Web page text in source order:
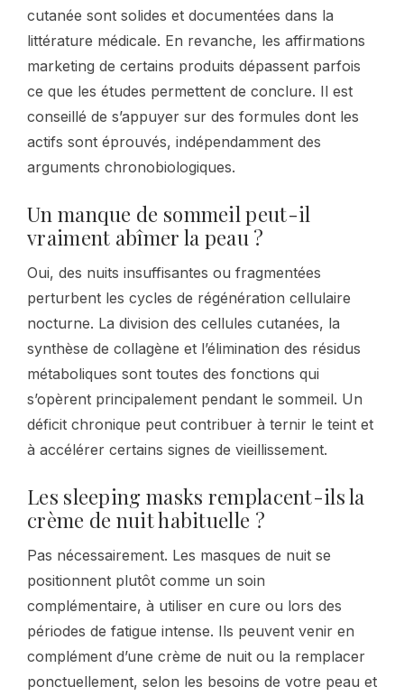
cutanée sont solides et documentées dans la
littérature médicale. En revanche, les affirmations
marketing de certains produits dépassent parfois
ce que les études permettent de conclure. Il est
conseillé de s’appuyer sur des formules dont les
actifs sont éprouvés, indépendamment des
arguments chronobiologiques.
Un manque de sommeil peut-il
vraiment abîmer la peau ?
Oui, des nuits insuffisantes ou fragmentées
perturbent les cycles de régénération cellulaire
nocturne. La division des cellules cutanées, la
synthèse de collagène et l’élimination des résidus
métaboliques sont toutes des fonctions qui
s’opèrent principalement pendant le sommeil. Un
déficit chronique peut contribuer à ternir le teint et
à accélérer certains signes de vieillissement.
Les sleeping masks remplacent-ils la
crème de nuit habituelle ?
Pas nécessairement. Les masques de nuit se
positionnent plutôt comme un soin
complémentaire, à utiliser en cure ou lors des
périodes de fatigue intense. Ils peuvent venir en
complément d’une crème de nuit ou la remplacer
ponctuellement, selon les besoins de votre peau et